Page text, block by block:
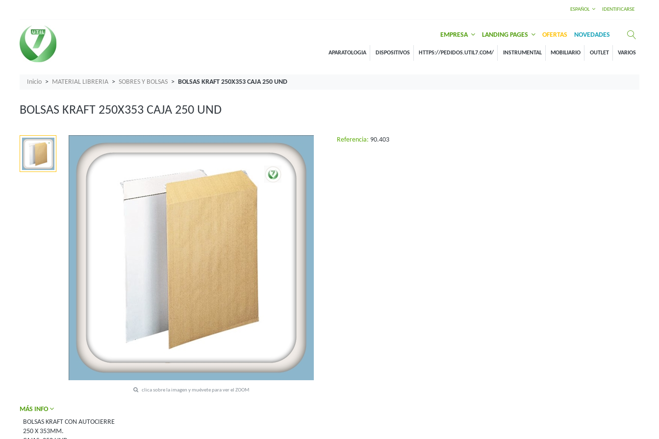
ESPAÑOL IDENTIFICARSE
EMPRESA LANDING PAGES OFERTAS NOVEDADES
APARATOLOGIA DISPOSITIVOS HTTPS://PEDIDOS.UTIL7.COM/ INSTRUMENTAL MOBILIARIO OUTLET VARIOS
Inicio MATERIAL LIBRERIA SOBRES Y BOLSAS BOLSAS KRAFT 250X353 CAJA 250 UND
BOLSAS KRAFT 250X353 CAJA 250 UND
clica sobre la imagen y muévete para ver el ZOOM
Referencia: 90.403
MÁS INFO
BOLSAS KRAFT CON AUTOCIERRE
250 X 353MM.